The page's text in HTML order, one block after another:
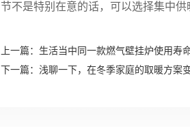
节不是特别在意的话，可以选择集中供
上一篇： 生活当中同一款燃气壁挂炉使用寿
下一篇：浅聊一下，在冬季家庭的取暖方案